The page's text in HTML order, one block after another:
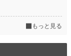
もっと見る